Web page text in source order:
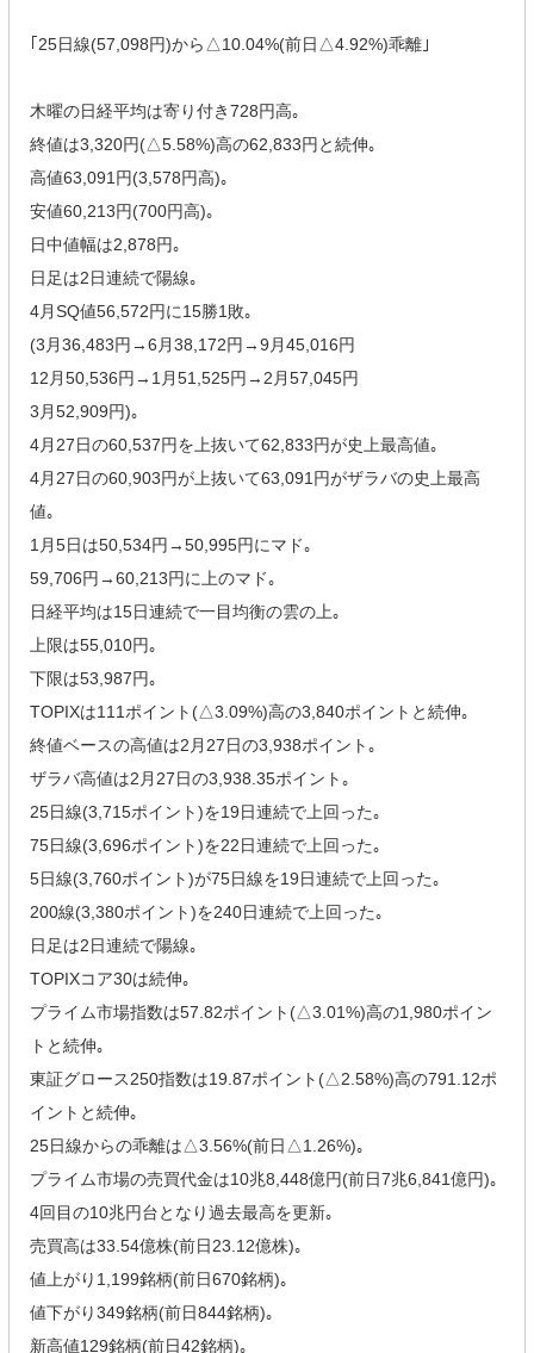
｢25日線(57,098円)から△10.04%(前日△4.92%)乖離｣
木曜の日経平均は寄り付き728円高｡
終値は3,320円(△5.58%)高の62,833円と続伸｡
高値63,091円(3,578円高)｡
安値60,213円(700円高)｡
日中値幅は2,878円｡
日足は2日連続で陽線｡
4月SQ値56,572円に15勝1敗｡
(3月36,483円→6月38,172円→9月45,016円
12月50,536円→1月51,525円→2月57,045円
3月52,909円)｡
4月27日の60,537円を上抜いて62,833円が史上最高値｡
4月27日の60,903円が上抜いて63,091円がザラバの史上最高
値｡
1月5日は50,534円→50,995円にマド｡
59,706円→60,213円に上のマド｡
日経平均は15日連続で一目均衡の雲の上｡
上限は55,010円｡
下限は53,987円｡
TOPIXは111ポイント(△3.09%)高の3,840ポイントと続伸｡
終値ベースの高値は2月27日の3,938ポイント｡
ザラバ高値は2月27日の3,938.35ポイント｡
25日線(3,715ポイント)を19日連続で上回った｡
75日線(3,696ポイント)を22日連続で上回った｡
5日線(3,760ポイント)が75日線を19日連続で上回った｡
200線(3,380ポイント)を240日連続で上回った｡
日足は2日連続で陽線｡
TOPIXコア30は続伸｡
プライム市場指数は57.82ポイント(△3.01%)高の1,980ポイン
トと続伸｡
東証グロース250指数は19.87ポイント(△2.58%)高の791.12ポ
イントと続伸｡
25日線からの乖離は△3.56%(前日△1.26%)｡
プライム市場の売買代金は10兆8,448億円(前日7兆6,841億円)｡
4回目の10兆円台となり過去最高を更新｡
売買高は33.54億株(前日23.12億株)｡
値上がり1,199銘柄(前日670銘柄)｡
値下がり349銘柄(前日844銘柄)｡
新高値129銘柄(前日42銘柄)｡